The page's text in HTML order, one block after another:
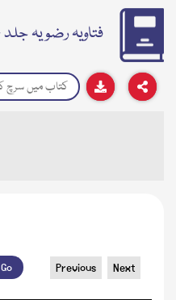
فتاویہ رضویہ جلد ۱۰
Go Previous Next